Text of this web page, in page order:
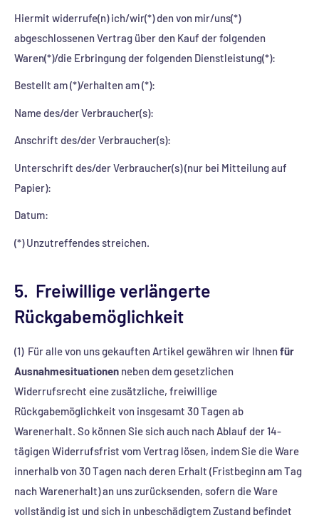
Hiermit widerrufe(n) ich/wir(*) den von mir/uns(*)
abgeschlossenen Vertrag über den Kauf der folgenden
Waren(*)/die Erbringung der folgenden Dienstleistung(*):
Bestellt am (*)/erhalten am (*):
Name des/der Verbraucher(s):
Anschrift des/der Verbraucher(s):
Unterschrift des/der Verbraucher(s) (nur bei Mitteilung auf
Papier):
Datum:
(*) Unzutreffendes streichen.
5. Freiwillige verlängerte
Rückgabemöglichkeit
(1) Für alle von uns gekauften Artikel gewähren wir Ihnenfür
Ausnahmesituationen neben dem gesetzlichen
Widerrufsrecht eine zusätzliche, freiwillige
Rückgabemöglichkeit von insgesamt 30 Tagen ab
Warenerhalt. So können Sie sich auch nach Ablauf der 14-
tägigen Widerrufsfrist vom Vertrag lösen, indem Sie die Ware
innerhalb von 30 Tagen nach deren Erhalt (Fristbeginn am Tag
nach Warenerhalt) an uns zurücksenden, sofern die Ware
vollständig ist und sich in unbeschädigtem Zustand befindet